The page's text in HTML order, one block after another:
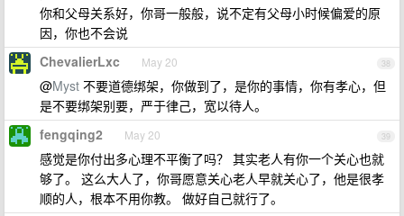
你和父母关系好，你哥一般般，说不定有父母小时候偏爱的原
因，你也不会说
38
ChevalierLxc May 20
@Myst 不要道德绑架，你做到了，是你的事情，你有孝心，但
是不要绑架别要，严于律己，宽以待人。
39
fengqing2 May 20
感觉是你付出多心理不平衡了吗？ 其实老人有你一个关心也就
够了。 这么大人了，你哥愿意关心老人早就关心了，他是很孝
顺的人，根本不用你教。 做好自己就行了。